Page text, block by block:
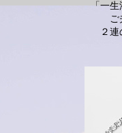
「一生
ご
２